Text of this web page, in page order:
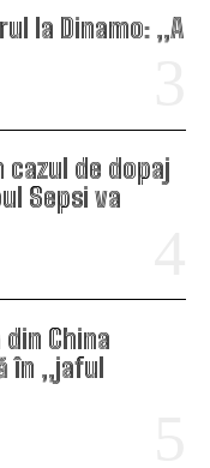
la Dinamo: „A
cazul de dopaj
Sepsi va
China
în „jaful